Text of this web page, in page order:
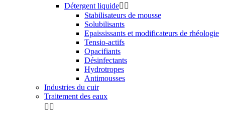
Détergent liquide 
Stabilisateurs de mousse
Solubilisants
Epaississants et modificateurs de rhéologie
Tensio-actifs
Opacifiants
Désinfectants
Hydrotropes
Antimousses
Industries du cuir
Traitement des eaux
 